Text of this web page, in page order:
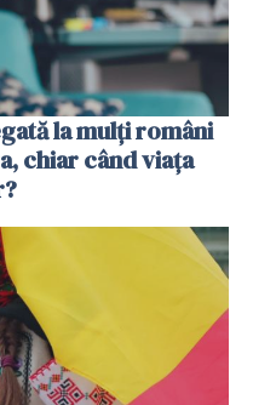
la mulți români
chiar când viața